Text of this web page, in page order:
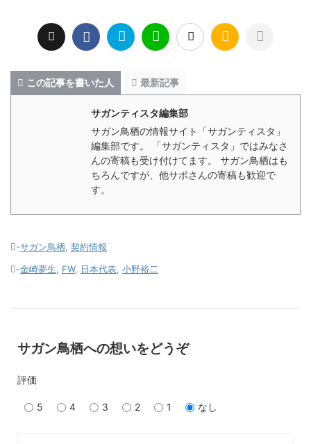
この記事を書いた人 最新記事
サガンティスタ編集部
サガン鳥栖の情報サイト「サガンティスタ」
編集部です。 「サガンティスタ」ではみなさ
んの寄稿も受け付けてます。 サガン鳥栖はも
ちろんですが、他サポさんの寄稿も歓迎で
す。
-サガン鳥栖, 契約情報
-金崎夢生, FW, 日本代表, 小野裕二
サガン鳥栖への想いをどうぞ
評価
5 4 3 2 1 なし